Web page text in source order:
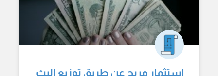
استثمار مربح عن طريق توزيع البث